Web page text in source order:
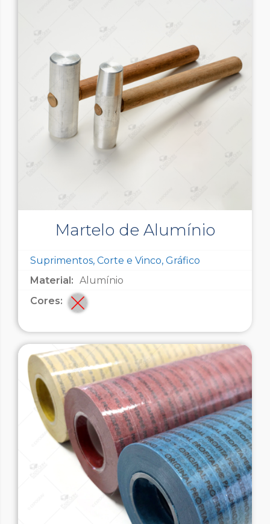
Martelo de Alumínio
Suprimentos, Corte e Vinco, Gráfico
Material: Alumínio
Cores: